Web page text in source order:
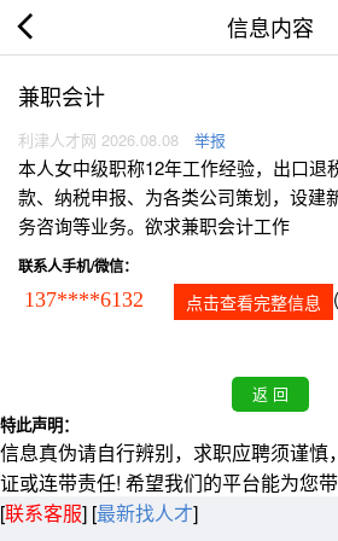
信息内容
兼职会计
利津人才网 2026.08.08 举报
本人女中级职称12年工作经验，出口退
款、纳税申报、为各类公司策划，设建
务咨询等业务。欲求兼职会计工作
联系人手机/微信：
137****6132 点击查看完整信息
特此声明：
信息真伪请自行辨别，求职应聘须谨慎
证或连带责任! 希望我们的平台能为您带
[联系客服] [最新找人才]